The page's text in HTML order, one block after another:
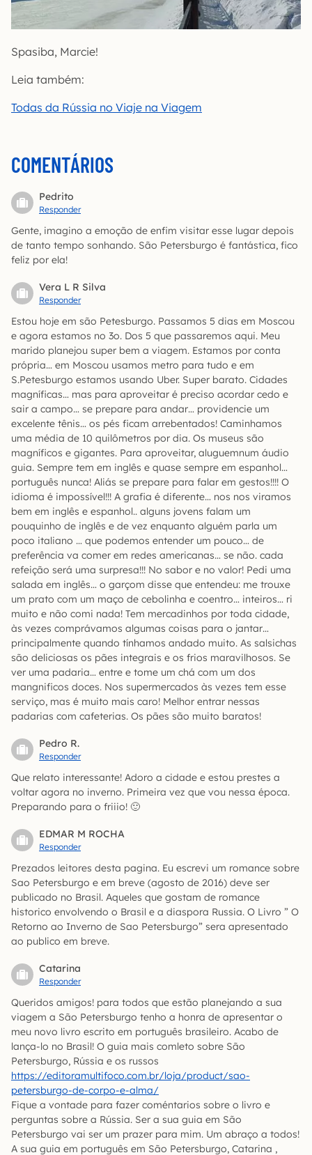
Spasiba, Marcie!
Leia também:
Todas da Rússia no Viaje na Viagem
COMENTÁRIOS
Pedrito
Responder
Gente, imagino a emoção de enfim visitar esse lugar depois
de tanto tempo sonhando. São Petersburgo é fantástica, fico
feliz por ela!
Vera L R Silva
Responder
Estou hoje em são Petesburgo. Passamos 5 dias em Moscou
e agora estamos no 3o. Dos 5 que passaremos aqui. Meu
marido planejou super bem a viagem. Estamos por conta
própria… em Moscou usamos metro para tudo e em
S.Petesburgo estamos usando Uber. Super barato. Cidades
magníficas… mas para aproveitar é preciso acordar cedo e
sair a campo… se prepare para andar… providencie um
excelente tênis… os pés ficam arrebentados! Caminhamos
uma média de 10 quilômetros por dia. Os museus são
magníficos e gigantes. Para aproveitar, aluguemnum áudio
guia. Sempre tem em inglês e quase sempre em espanhol…
português nunca! Aliás se prepare para falar em gestos!!!! O
idioma é impossível!!! A grafia é diferente… nos nos viramos
bem em inglês e espanhol.. alguns jovens falam um
pouquinho de inglês e de vez enquanto alguém parla um
poco italiano … que podemos entender um pouco… de
preferência va comer em redes americanas… se não. cada
refeição será uma surpresa!!! No sabor e no valor! Pedi uma
salada em inglês… o garçom disse que entendeu: me trouxe
um prato com um maço de cebolinha e coentro… inteiros… ri
muito e não comi nada! Tem mercadinhos por toda cidade,
às vezes comprávamos algumas coisas para o jantar…
principalmente quando tínhamos andado muito. As salsichas
são deliciosas os pães integrais e os frios maravilhosos. Se
ver uma padaria… entre e tome um chá com um dos
mangnificos doces. Nos supermercados às vezes tem esse
serviço, mas é muito mais caro! Melhor entrar nessas
padarias com cafeterias. Os pães são muito baratos!
Pedro R.
Responder
Que relato interessante! Adoro a cidade e estou prestes a
voltar agora no inverno. Primeira vez que vou nessa época.
Preparando para o friiio! 🙂
EDMAR M ROCHA
Responder
Prezados leitores desta pagina. Eu escrevi um romance sobre
Sao Petersburgo e em breve (agosto de 2016) deve ser
publicado no Brasil. Aqueles que gostam de romance
historico envolvendo o Brasil e a diaspora Russia. O Livro ” O
Retorno ao Inverno de Sao Petersburgo” sera apresentado
ao publico em breve.
Catarina
Responder
Queridos amigos! para todos que estão planejando a sua
viagem a São Petersburgo tenho a honra de apresentar o
meu novo livro escrito em português brasileiro. Acabo de
lança-lo no Brasil! O guia mais comleto sobre São
Petersburgo, Rússia e os russos
https://editoramultifoco.com.br/loja/product/sao-
petersburgo-de-corpo-e-alma/
Fique a vontade para fazer coméntarios sobre o livro e
perguntas sobre a Rússia. Ser a sua guia em São
Petersburgo vai ser um prazer para mim. Um abraço a todos!
A sua guia em português em São Petersburgo, Catarina ,